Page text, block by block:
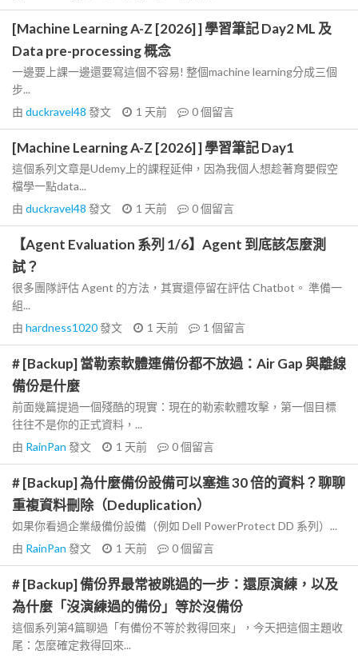
[Machine Learning A-Z [2026] ] 學習筆記 Day2 ML 及
Data pre-processing 概念
一邊要上課一邊還要寫這個不容易! 整個machine learning分成三個
步...
由 duckravel48 發文 1 天前 0個留言
[Machine Learning A-Z [2026] ] 學習筆記 Day1
這個系列文章是Udemy上的課程延伸，因為我個人想趁著育嬰假空
檔學一點data...
由 duckravel48 發文 1 天前 0個留言
【Agent Evaluation 系列 1/6】Agent 到底該怎麼測
試？
很多團隊評估 Agent 的方法，其實還停留在評估 Chatbot。 準備一
組...
由 hardness1020發文 1 天前 1 個留言
# [Backup] 當勒索軟體連備份都不放過：Air Gap 與離線
備份是什麼
前面幾篇提過一個殘酷的現實：現在的勒索軟體攻擊，第一個目標
往往不是你的正式資料，...
由 RainPan 發文 1 天前 0個留言
# [Backup] 為什麼備份設備可以塞進 30 倍的資料？聊聊
重複資料刪除（Deduplication）
如果你看過企業級備份設備（例如 Dell PowerProtect DD 系列）...
由 RainPan 發文 1 天前 0個留言
# [Backup] 備份界最常被跳過的一步：還原演練，以及
為什麼「沒演練過的備份」等於沒備份
這個系列第4篇聊過「有備份不等於救得回來」，今天把這個主題收
尾：怎麼確定救得回來...